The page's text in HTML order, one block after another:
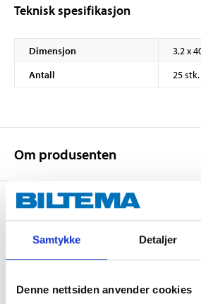
Samtykke Detaljer
Denne nettsiden anvender cookies
Teknisk spesifikasjon
Dimensjon
3,2 x
Antall
25 stk.
Om produsenten
Kjøp & Hent
Kjøp & Hent i ditt